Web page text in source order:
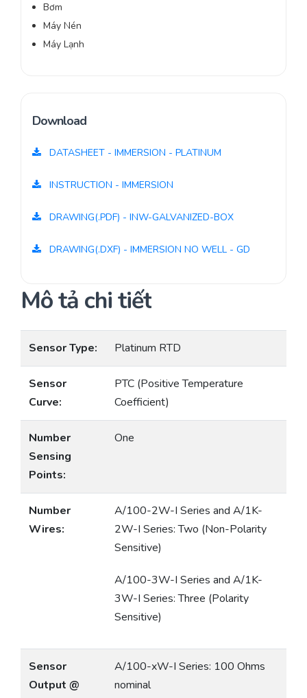
Bơm
Máy Nén
Máy Lạnh
Download
DATASHEET - IMMERSION - PLATINUM
INSTRUCTION - IMMERSION
DRAWING(.PDF) - INW-GALVANIZED-BOX
DRAWING(.DXF) - IMMERSION NO WELL - GD
Mô tả chi tiết
Sensor Type: Platinum RTD
Sensor
Curve:
PTC (Positive Temperature
Coefficient)
Number
Sensing
Points:
One
Number
Wires:
A/100-2W-I Series and A/1K-
2W-I Series: Two (Non-Polarity
Sensitive)
A/100-3W-I Series and A/1K-
3W-I Series: Three (Polarity
Sensitive)
Sensor
Output @
A/100-xW-I Series: 100 Ohms
nominal